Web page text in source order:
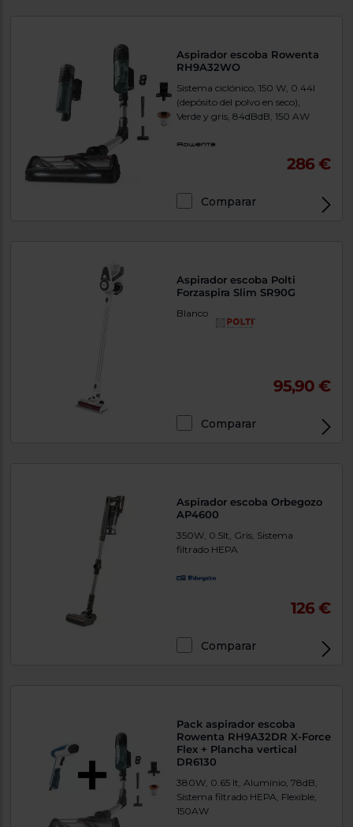
Aspirador escoba Rowenta
RH9A32WO
Sistema ciclónico, 150 W, 0.44l
(depósito del polvo en seco),
Verde y gris, 84dBdB, 150 AW
286 €
Comparar
Aspirador escoba Polti
Forzaspira Slim SR90G
Blanco
95,90 €
Comparar
Aspirador escoba Orbegozo
AP4600
350W, 0.5lt, Gris, Sistema
filtrado HEPA
126 €
Comparar
Pack aspirador escoba
Rowenta RH9A32DR X-Force
Flex + Plancha vertical
DR6130
380W, 0.65 lt, Aluminio, 78dB,
Sistema filtrado HEPA, Flexible,
150AW